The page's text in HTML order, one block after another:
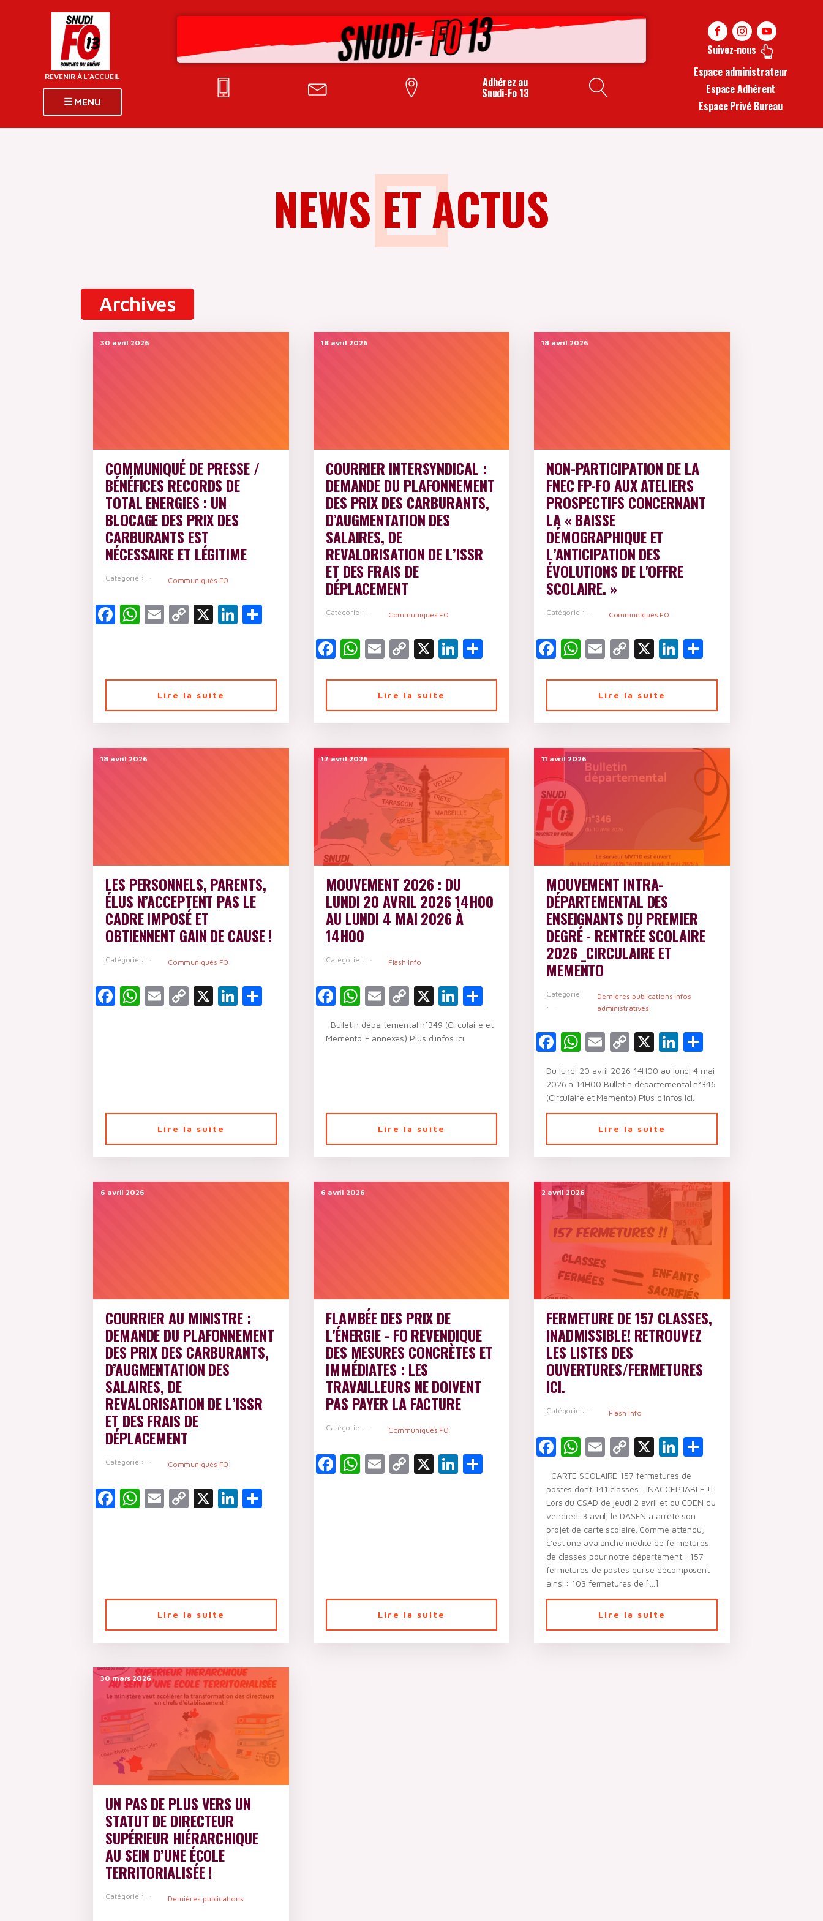
REVENIR À L'ACCUEIL
☰ MENU
CATÉGORIELS
R.I.S
Infos administratives
Adhérez au
Snudi-Fo 13
Suivez-nous
Espace administrateur
Espace Adhérent
Espace Privé Bureau
NEWS ET ACTUS
Archives
30 avril 2026
COMMUNIQUÉ DE PRESSE /
BÉNÉFICES RECORDS DE
TOTAL ENERGIES : UN
BLOCAGE DES PRIX DES
CARBURANTS EST
NÉCESSAIRE ET LÉGITIME
Catégorie : Communiqués FO
Facebook
WhatsApp
EmailCopy
X LinkedInPartager
Lire la suite
18 avril 2026
COURRIER INTERSYNDICAL :
DEMANDE DU PLAFONNEMENT
DES PRIX DES CARBURANTS,
D’AUGMENTATION DES
SALAIRES, DE
REVALORISATION DE L’ISSR
ET DES FRAIS DE
DÉPLACEMENT
Catégorie : Communiqués FO
Facebook
WhatsApp
Email
Copy
X LinkedIn
Partager
Lire la suite
18 avril 2026
NON-PARTICIPATION DE LA
FNEC FP-FO AUX ATELIERS
PROSPECTIFS CONCERNANT
LA « BAISSE
DÉMOGRAPHIQUE ET
L’ANTICIPATION DES
ÉVOLUTIONS DE L'OFFRE
SCOLAIRE. »
Catégorie : Communiqués FO
Facebook
WhatsApp
Email
Copy
X LinkedIn
Partager
Lire la suite
18 avril 2026
LES PERSONNELS, PARENTS,
ÉLUS N’ACCEPTENT PAS LE
CADRE IMPOSÉ ET
OBTIENNENT GAIN DE CAUSE !
Catégorie : Communiqués FO
Facebook
WhatsApp
EmailCopy
X LinkedInPartager
Lire la suite
17 avril 2026
MOUVEMENT 2026 : DU
LUNDI 20 AVRIL 2026 14H00
AU LUNDI 4 MAI 2026 À
14H00
Catégorie : Flash Info
Facebook
WhatsApp
Email
Copy
Link
X LinkedIn
Partager
Bulletin départemental n°349 (Circulaire et
Memento + annexes) Plus d'infos ici.
Lire la suite
11 avril 2026
MOUVEMENT INTRA-
DÉPARTEMENTAL DES
ENSEIGNANTS DU PREMIER
DEGRÉ - RENTRÉE SCOLAIRE
2026 _CIRCULAIRE ET
MEMENTO
Catégorie
:
Dernières publications Infos
administratives
Facebook
WhatsApp
Email
Copy
X LinkedIn
Partager
Du lundi 20 avril 2026 14H00 au lundi 4 mai
2026 à 14H00 Bulletin départemental n°346
(Circulaire et Memento) Plus d'infos ici.
Lire la suite
6 avril 2026
COURRIER AU MINISTRE :
DEMANDE DU PLAFONNEMENT
DES PRIX DES CARBURANTS,
D’AUGMENTATION DES
SALAIRES, DE
REVALORISATION DE L’ISSR
ET DES FRAIS DE
DÉPLACEMENT
Catégorie : Communiqués FO
Facebook
WhatsApp
EmailCopy
X LinkedIn
Lire la suite
6 avril 2026
FLAMBÉE DES PRIX DE
L'ÉNERGIE - FO REVENDIQUE
DES MESURES CONCRÈTES ET
IMMÉDIATES : LES
TRAVAILLEURS NE DOIVENT
PAS PAYER LA FACTURE
Catégorie : Communiqués FO
Facebook
WhatsApp
Email
Copy
X LinkedIn
Partager
Lire la suite
2 avril 2026
FERMETURE DE 157 CLASSES,
INADMISSIBLE! RETROUVEZ
LES LISTES DES
OUVERTURES/FERMETURES
ICI.
Catégorie : Flash Info
Facebook
WhatsApp
Email
Copy
Link
X LinkedIn
Partager
CARTE SCOLAIRE 157 fermetures de
postes dont 141 classes... INACCEPTABLE !!!
Lors du CSAD de jeudi 2 avril et du CDEN du
vendredi 3 avril, le DASEN a arrêté son
projet de carte scolaire. Comme attendu,
c'est une avalanche inédite de fermetures
de classes pour notre département : 157
fermetures de postes qui se décomposent
ainsi : 103 fermetures de […]
Lire la suite
30 mars 2026
UN PAS DE PLUS VERS UN
STATUT DE DIRECTEUR
SUPÉRIEUR HIÉRARCHIQUE
AU SEIN D’UNE ÉCOLE
TERRITORIALISÉE !
Catégorie : Dernières publications